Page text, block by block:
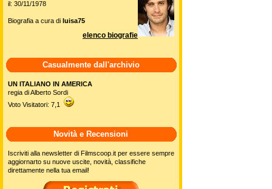
il: 30/11/1978
Biografia a cura di luisa75
elenco biografie
Casualmente dall'archivio
UN ITALIANO IN AMERICA
regia di Alberto Sordi
Voto Visitatori: 7,1
Novità e Recensioni
Iscriviti alla newsletter di Filmscoop.it per essere sempre
aggiornarto su nuove uscite, novità, classifiche
direttamente nella tua email!